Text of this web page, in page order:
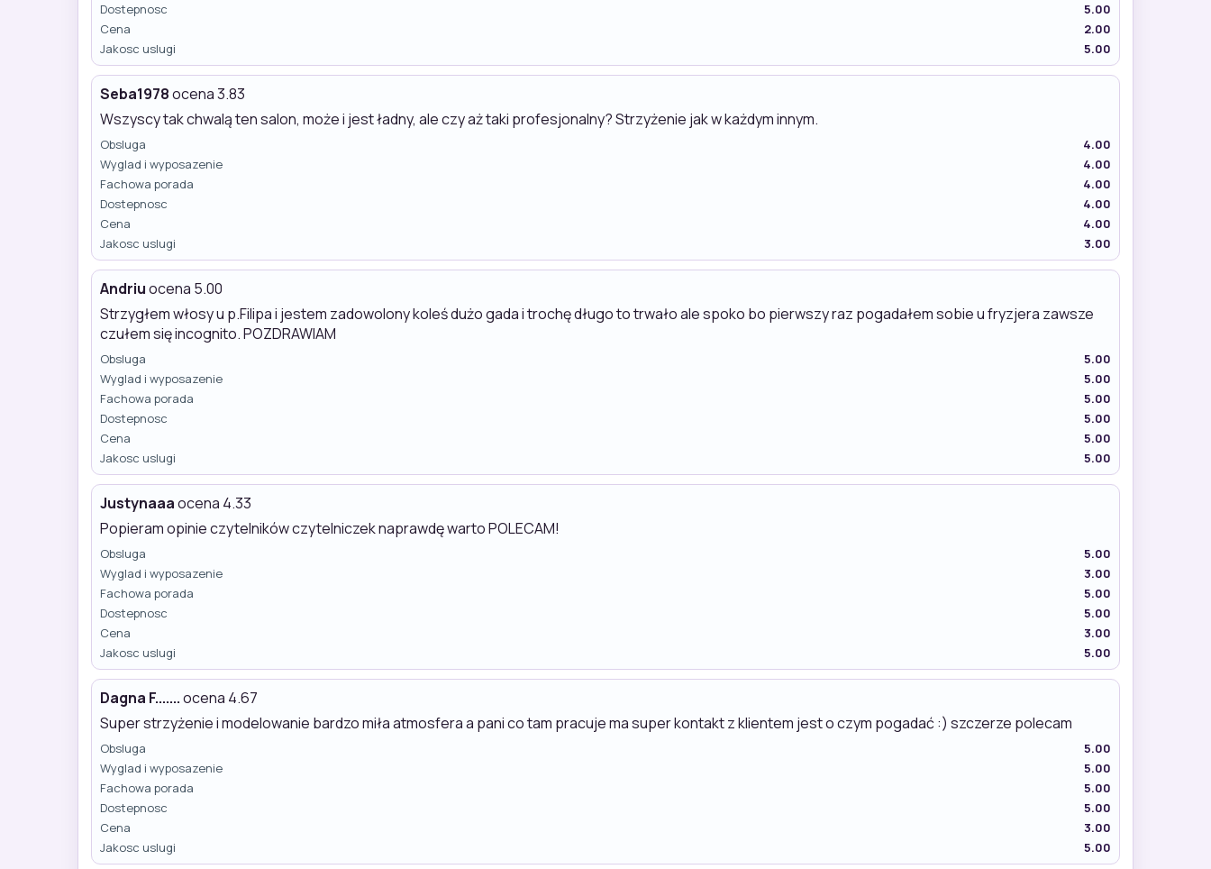
Dostepnosc
5.00
Cena
2.00
Jakosc uslugi
5.00
Seba1978ocena 3.83
Wszyscy tak chwalą ten salon, może i jest ładny, ale czy aż taki profesjonalny? Strzyżenie jak w każdym innym.
Obsluga
4.00
Wyglad i wyposazenie
4.00
Fachowa porada
4.00
Dostepnosc
4.00
Cena
4.00
Jakosc uslugi
3.00
Andriuocena 5.00
Strzygłem włosy u p.Filipa i jestem zadowolony koleś dużo gada i trochę długo to trwało ale spoko bo pierwszy raz pogadałem sobie u fryzjera zawsze
czułem się incognito. POZDRAWIAM
Obsluga
5.00
Wyglad i wyposazenie
5.00
Fachowa porada
5.00
Dostepnosc
5.00
Cena
5.00
Jakosc uslugi
5.00
Justynaaaocena 4.33
Popieram opinie czytelników czytelniczek naprawdę warto POLECAM!
Obsluga
5.00
Wyglad i wyposazenie
3.00
Fachowa porada
5.00
Dostepnosc
5.00
Cena
3.00
Jakosc uslugi
5.00
Dagna F.......ocena 4.67
Super strzyżenie i modelowanie bardzo miła atmosfera a pani co tam pracuje ma super kontakt z klientem jest o czym pogadać :) szczerze polecam
Obsluga
5.00
Wyglad i wyposazenie
5.00
Fachowa porada
5.00
Dostepnosc
5.00
Cena
3.00
Jakosc uslugi
5.00